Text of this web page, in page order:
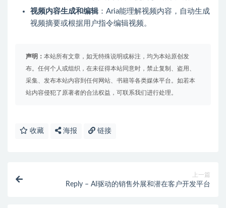
视频内容生成和编辑：Aria能理解视频内容，自动生成
视频摘要或根据用户指令编辑视频。
声明： 本站所有文章，如无特殊说明或标注，均为本站原创发
布。任何个人或组织，在未征得本站同意时，禁止复制、盗用、
采集、发布本站内容到任何网站、书籍等各类媒体平台。如若本
站内容侵犯了原著者的合法权益，可联系我们进行处理。
收藏 海报 链接
上一篇
Reply – AI驱动的销售外展和潜在客户开发平台